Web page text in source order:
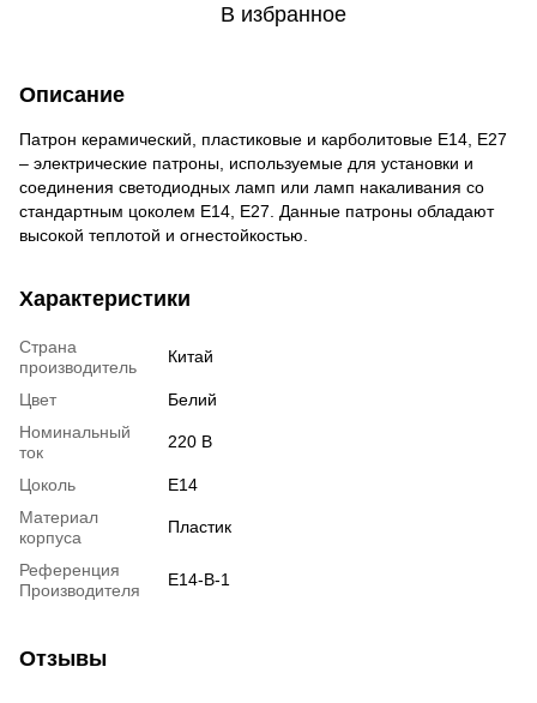
В избранное
Описание
Патрон керамический, пластиковые и карболитовые Е14, Е27
– электрические патроны, используемые для установки и
соединения светодиодных ламп или ламп накаливания со
стандартным цоколем E14, Е27. Данные патроны обладают
высокой теплотой и огнестойкостью.
Характеристики
Страна
производитель
Китай
Цвет
Белий
Номинальный
ток
220 В
Цоколь
Е14
Материал
корпуса
Пластик
Референция
Производителя
E14-B-1
Отзывы